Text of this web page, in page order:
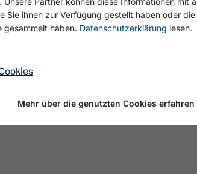
Sie ihnen zur Verfügung gestellt haben oder die
gesammelt haben. Datenschutzerklärung lesen.
Mehr über die genutzten Cookies erfahren